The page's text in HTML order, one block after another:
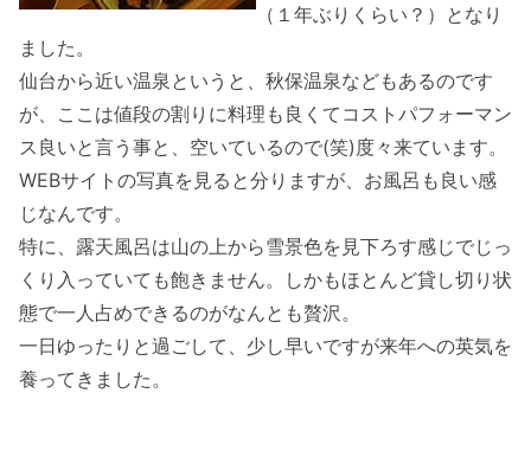
（１年ぶりくらい？）となり
ました。
仙台から近い温泉というと、秋保温泉などもあるのです
が、ここは値段の割りに料理も良くてコストパフォーマン
ス良いと言う事と、空いているので(笑)度々来ています。
WEBサイトの写真を見ると分りますが、お風呂も良い感
じなんです。
特に、露天風呂は山の上から雪景色を見下ろす感じでじっ
くり入っていても飽きません。しかもほとんど貸し切り状
態で一人占めできるのがなんとも贅沢。
一日ゆったりと過ごして、少し早いですが来年への英気を
養ってきました。